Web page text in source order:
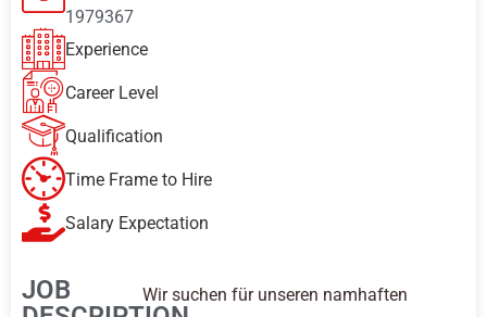
1979367
Experience
Career Level
Qualification
Time Frame to Hire
Salary Expectation
JOB
Wir suchen für unseren namhaften